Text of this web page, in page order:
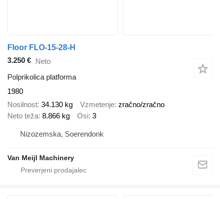
Floor FLO-15-28-H
3.250 € Neto
Polprikolica platforma
1980
Nosilnost 34.130 kg Vzmetenje zračno/zračno
Neto teža 8.866 kg Osi 3
Nizozemska, Soerendonk
Van Meijl Machinery